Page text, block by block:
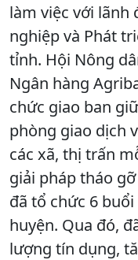
làm việc với lãnh
nghiệp và Phát
tỉnh. Hội Nông
Ngân hàng
chức giao ban
phòng giao dịch
các xã, thị trấn
giải pháp tháo
đã tổ chức 6
huyện. Qua đó,
lượng tín dụng,